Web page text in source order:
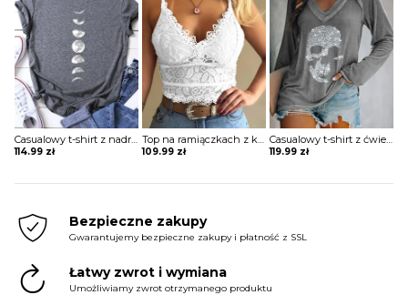
Casualowy t-shirt z nadrukiem księżyca Nam
114.99 zł
Top na ramiączkach z koronki gipiurowej bluzka Loekie
109.99 zł
Casualowy t-shirt z ćwiekami długim rękawem Etheline
119.99 zł
Bezpieczne zakupy
Gwarantujemy bezpieczne zakupy i płatność z SSL
Łatwy zwrot i wymiana
Umożliwiamy zwrot otrzymanego produktu